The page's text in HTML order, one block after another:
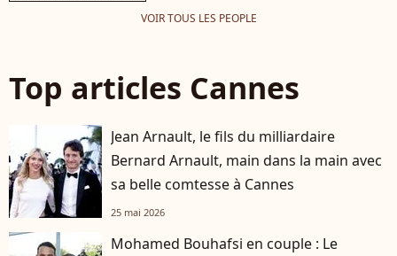
VOIR TOUS LES PEOPLE
Top articles Cannes
Jean Arnault, le fils du milliardaire
Bernard Arnault, main dans la main avec
sa belle comtesse à Cannes
25 mai 2026
Mohamed Bouhafsi en couple : Le